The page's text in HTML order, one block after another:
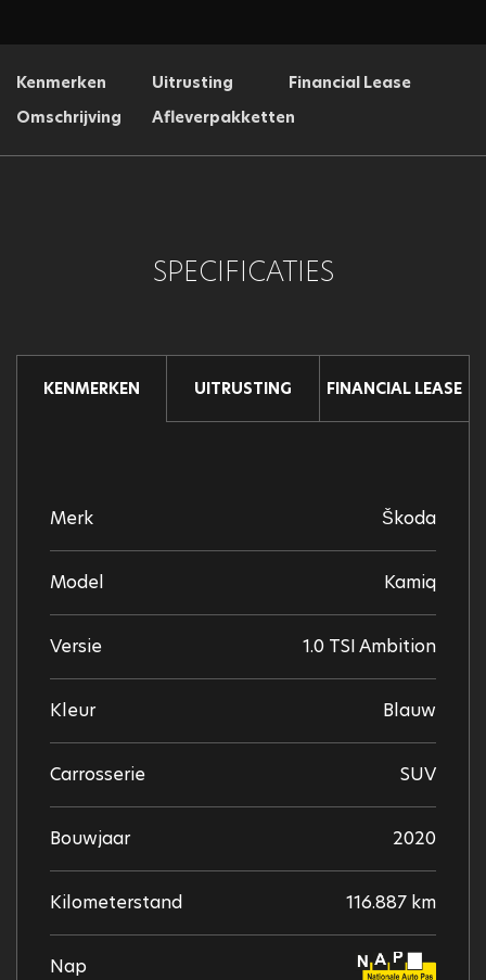
Kenmerken Uitrusting
Financial Lease
Omschrijving
Afleverpakketten
SPECIFICATIES
KENMERKEN UITRUSTING FINANCIAL LEASE
Merk Škoda
Model Kamiq
Versie 1.0 TSI Ambition
Kleur Blauw
Carrosserie SUV
Bouwjaar 2020
Kilometerstand 116.887 km
Nap